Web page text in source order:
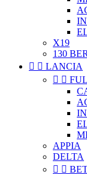
X19
130
  LANCIA
 
APPIA
DELTA
 